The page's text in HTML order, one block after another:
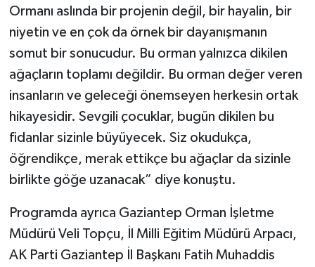
Ormanı aslında bir projenin değil, bir hayalin, bir
niyetin ve en çok da örnek bir dayanışmanın
somut bir sonucudur. Bu orman yalnızca dikilen
ağaçların toplamı değildir. Bu orman değer veren
insanların ve geleceği önemseyen herkesin ortak
hikayesidir. Sevgili çocuklar, bugün dikilen bu
fidanlar sizinle büyüyecek. Siz okudukça,
öğrendikçe, merak ettikçe bu ağaçlar da sizinle
birlikte göğe uzanacak” diye konuştu.
Programda ayrıca Gaziantep Orman İşletme
Müdürü Veli Topçu, İl Milli Eğitim Müdürü Arpacı,
AK Parti Gaziantep İl Başkanı Fatih Muhaddis